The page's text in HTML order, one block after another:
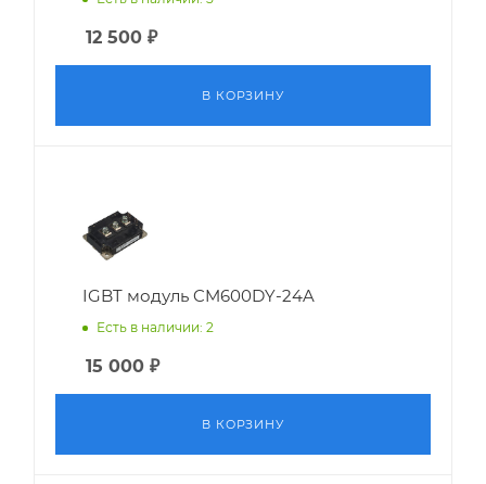
12 500 ₽
В КОРЗИНУ
IGBT модуль CM600DY-24A
Есть в наличии: 2
15 000 ₽
В КОРЗИНУ